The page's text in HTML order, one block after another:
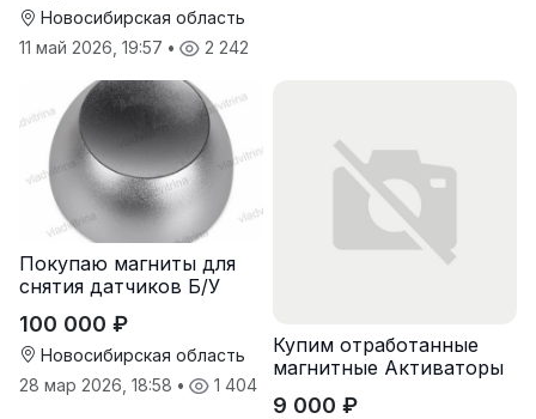
Новосибирская область
11 май 2026, 19:57 • 2 242
Покупаю магниты для
снятия датчиков Б/У
100 000 ₽
Новосибирская область
28 мар 2026, 18:58 • 1 404
Купим отработанные
магнитные Активаторы
9 000 ₽